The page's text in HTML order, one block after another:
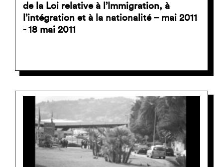
de la Loi relative à l’Immigration, à
l’intégration et à la nationalité – mai 2011
- 18 mai 2011